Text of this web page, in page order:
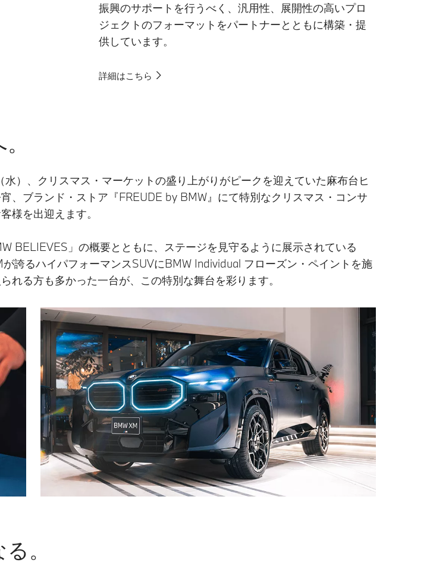
振興のサポートを行うべく、汎用性、展開性の高いプロ
ジェクトのフォーマットをパートナーとともに構築・提
供しています。
詳細はこちら
）、クリスマス・マーケットの盛り上がりがピークを迎えていた麻布台ヒ
、ブランド・ストア『FREUDE by BMW』にて特別なクリスマス・コンサ
様を出迎えます。
BELIEVES」の概要とともに、ステージを見守るように展示されている
誇るハイパフォーマンスSUVにBMW Individual フローズン・ペイントを施
れる方も多かった一台が、この特別な舞台を彩ります。
。